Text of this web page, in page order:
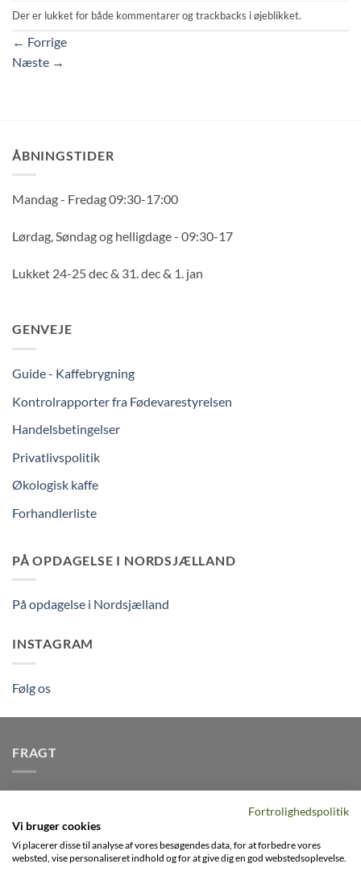
Der er lukket for både kommentarer og trackbacks i øjeblikket.
← Forrige
Næste →
ÅBNINGSTIDER
Mandag - Fredag 09:30-17:00
Lørdag, Søndag og helligdage - 09:30-17
Lukket 24-25 dec & 31. dec & 1. jan
GENVEJE
Guide - Kaffebrygning
Kontrolrapporter fra Fødevarestyrelsen
Handelsbetingelser
Privatlivspolitik
Økologisk kaffe
Forhandlerliste
PÅ OPDAGELSE I NORDSJÆLLAND
På opdagelse i Nordsjælland
INSTAGRAM
Følg os
FRAGT
på alle pakker - Husk der er fri
levering på alle ordre over DKK395
Fortrolighedspolitik
Vi bruger cookies
Vi placerer disse til analyse af vores besøgendes data, for at forbedre vores
websted, vise personaliseret indhold og for at give dig en god webstedsoplevelse.